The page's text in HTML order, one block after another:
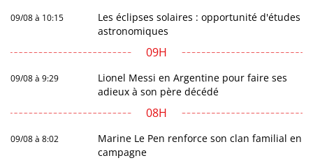
09/08 à 10:15
Les éclipses solaires : opportunité d'études
astronomiques
09H
09/08 à 9:29
Lionel Messi en Argentine pour faire ses
adieux à son père décédé
08H
09/08 à 8:02
Marine Le Pen renforce son clan familial en
campagne